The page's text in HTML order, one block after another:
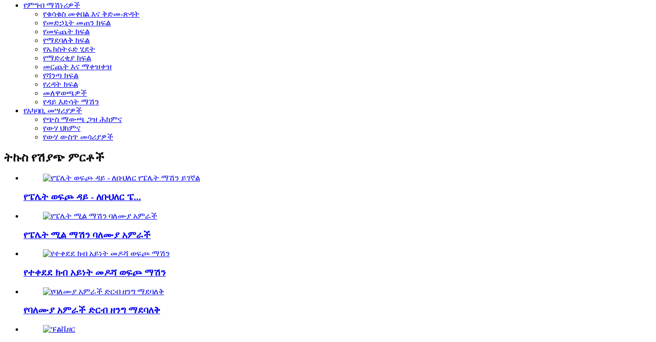
የምግብ ማሽነሪዎች
የቁሳቁስ መቀበል እና ቅድመ-ጽዳት
የመድኃኒት መጠን ክፍል
የመፍጨት ክፍል
የማደባለቅ ክፍል
የኤክስትሩድ ሂደት
የማድረቂያ ክፍል
መርጨት እና ማቀዝቀዝ
የሻንጣ ክፍል
የረዳት ክፍል
መለዋወጫዎች
የዳይ እድሳት ማሽን
የአካባቢ መሣሪያዎች
የጭስ ማውጫ ጋዝ ሕክምና
የውሃ ህክምና
የውሃ ውስጥ መሳሪያዎች
ትኩስ የሽያጭ ምርቶች
የፔሌት ወፍጮ ዳይ - ለቡህለር ፔ...
የፔሌት ሚል ማሽን ባለሙያ አምራች
የተቀደደ ክብ አይነት መዶሻ ወፍጮ ማሽን
የባለሙያ አምራች ድርብ ዘንግ ማደባለቅ